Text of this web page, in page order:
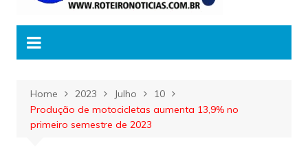
Home 2023 Julho
10
Produção de motocicletas aumenta 13,9% no
primeiro semestre de 2023